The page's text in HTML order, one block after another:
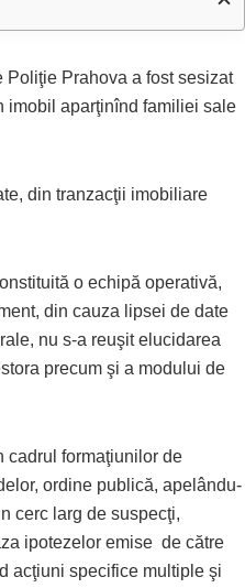
Poliţie Prahova a fost sesizat
imobil aparţinînd familiei sale
din tranzacţii imobiliare
o echipă operativă,
din cauza lipsei de date
nu s-a reuşit elucidarea
precum şi a modului de
cadrul formaţiunilor de
ordine publică, apelându-
cerc larg de suspecţi,
ipotezelor emise de către
acţiuni specifice multiple şi